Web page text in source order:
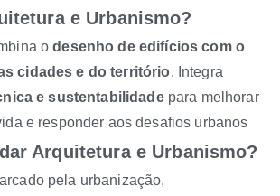
e Urbanismo?
odesenho de edifícios com o
cidades e do território. Integra
e sustentabilidadepara melhorar
e responder aos desafios urbanos
Arquitetura e Urbanismo?
pela urbanização,